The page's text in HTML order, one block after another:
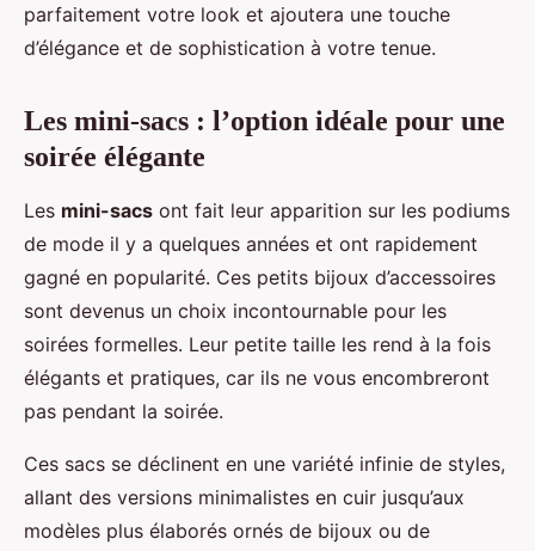
parfaitement votre look et ajoutera une touche
d’élégance et de sophistication à votre tenue.
Les mini-sacs : l’option idéale pour une
soirée élégante
Les mini-sacs ont fait leur apparition sur les podiums
de mode il y a quelques années et ont rapidement
gagné en popularité. Ces petits bijoux d’accessoires
sont devenus un choix incontournable pour les
soirées formelles. Leur petite taille les rend à la fois
élégants et pratiques, car ils ne vous encombreront
pas pendant la soirée.
Ces sacs se déclinent en une variété infinie de styles,
allant des versions minimalistes en cuir jusqu’aux
modèles plus élaborés ornés de bijoux ou de